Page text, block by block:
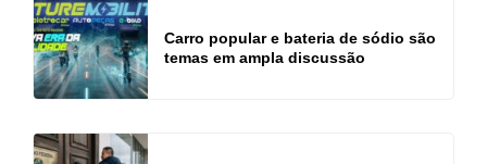
Carro popular e bateria de sódio são
temas em ampla discussão